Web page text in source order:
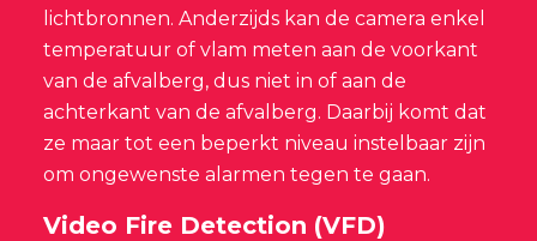
lichtbronnen. Anderzijds kan de camera enkel
temperatuur of vlam meten aan de voorkant
van de afvalberg, dus niet in of aan de
achterkant van de afvalberg. Daarbij komt dat
ze maar tot een beperkt niveau instelbaar zijn
om ongewenste alarmen tegen te gaan.
Video Fire Detection (VFD)